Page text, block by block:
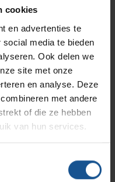
cookies
en advertenties te
media te bieden
Ook delen we
site met onze
en analyse. Deze
met andere
of die ze hebben
van hun services.
Verzenden